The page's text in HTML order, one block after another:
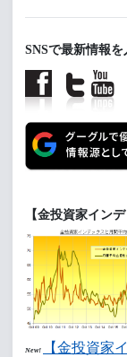
SNSで最新情報を
【金投資家インデ
New!
【金投資家